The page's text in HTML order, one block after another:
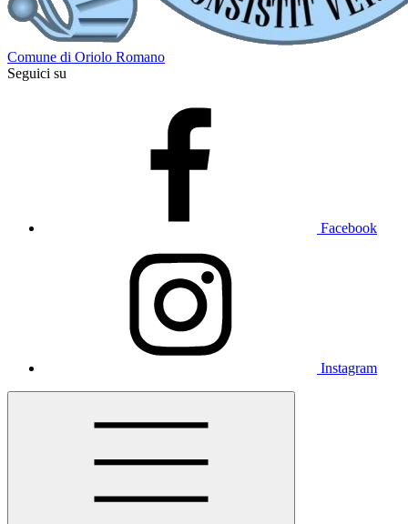
Comune di Oriolo Romano
Seguici su
Facebook
Instagram